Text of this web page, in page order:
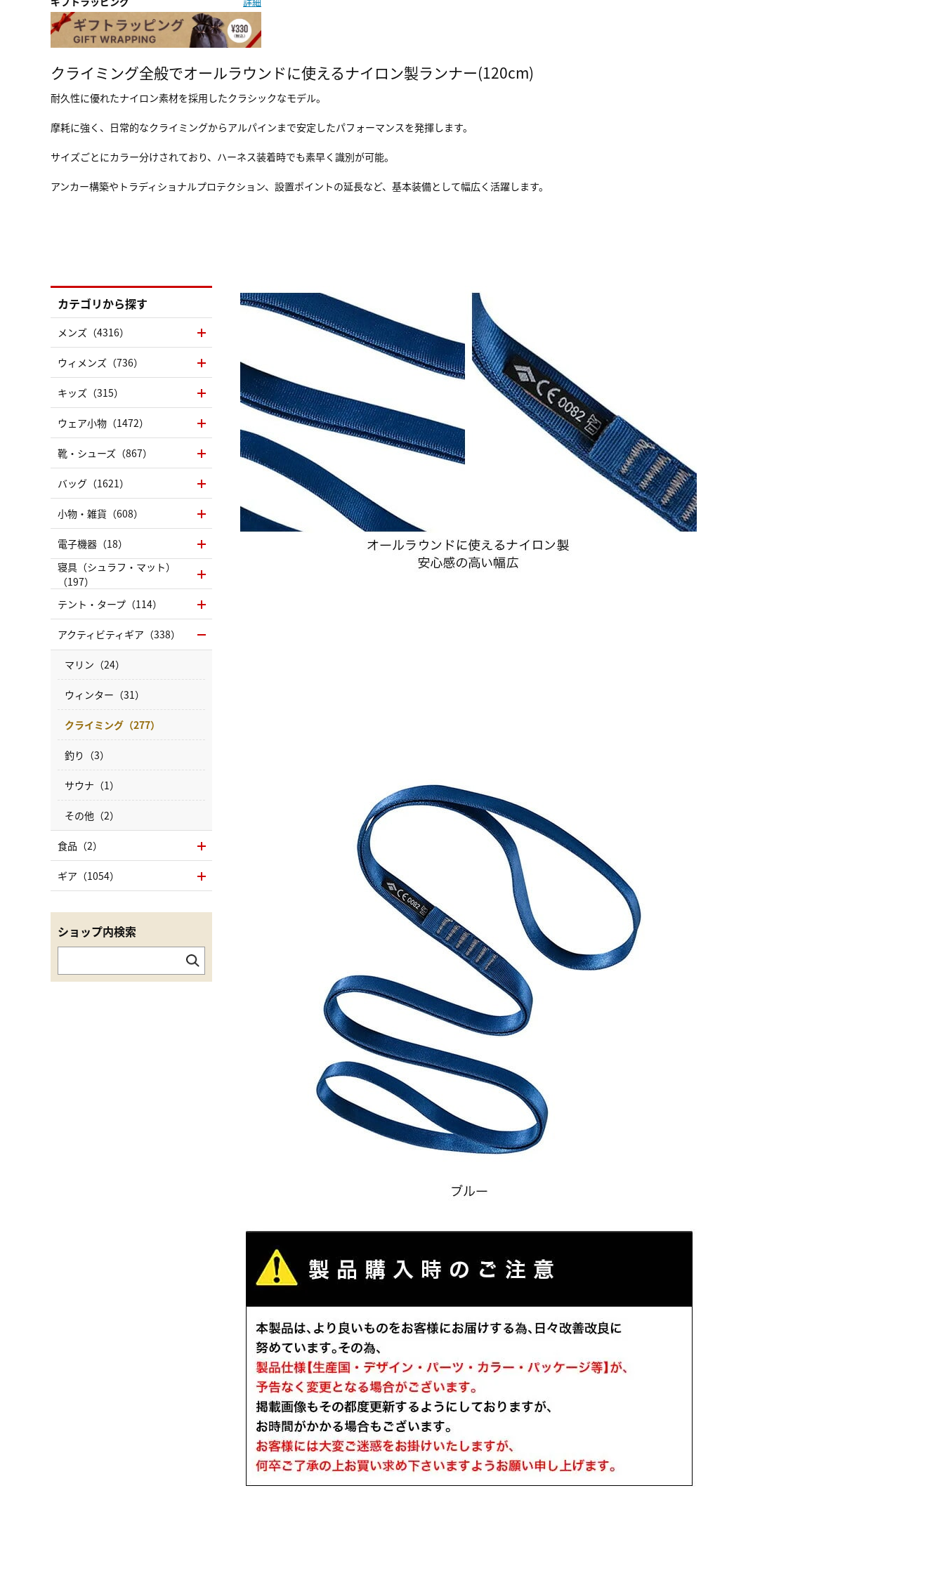
クライミング全般でオールラウンドに使えるナイロン製ランナー(120cm)
耐久性に優れたナイロン素材を採用したクラシックなモデル。
摩耗に強く、日常的なクライミングからアルパインまで安定したパフォーマンスを発揮します。
サイズごとにカラー分けされており、ハーネス装着時でも素早く識別が可能。
アンカー構築やトラディショナルプロテクション、設置ポイントの延長など、基本装備として幅広く活躍します。
カテゴリから探す
メンズ（4316）
ウィメンズ（736）
キッズ（315）
ウェア小物（1472）
靴・シューズ（867）
バッグ（1621）
小物・雑貨（608）
電子機器（18）
寝具（シュラフ・マット）
（197）
テント・タープ（114）
アクティビティギア（338）
マリン（24）
ウィンター（31）
クライミング（277）
釣り（3）
サウナ（1）
その他（2）
食品（2）
ギア（1054）
ショップ内検索